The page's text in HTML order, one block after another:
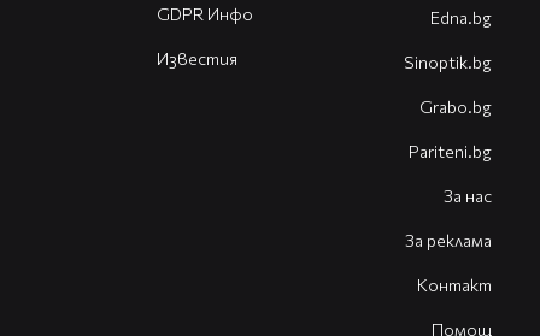
GDPR Инфо
Известия
Edna.bg
Sinoptik.bg
Grabo.bg
Pariteni.bg
За нас
За реклама
Контакт
Помощ